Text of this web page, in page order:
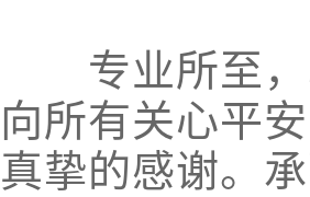
专业所至
向所有关心平
真挚的感谢。